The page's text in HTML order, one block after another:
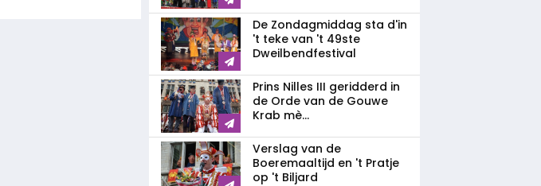
De Zondagmiddag sta d'in
't teke van 't 49ste
Dweilbendfestival
Prins Nilles III geridderd in
de Orde van de Gouwe
Krab mè...
Verslag van de
Boeremaaltijd en 't Pratje
op 't Biljard